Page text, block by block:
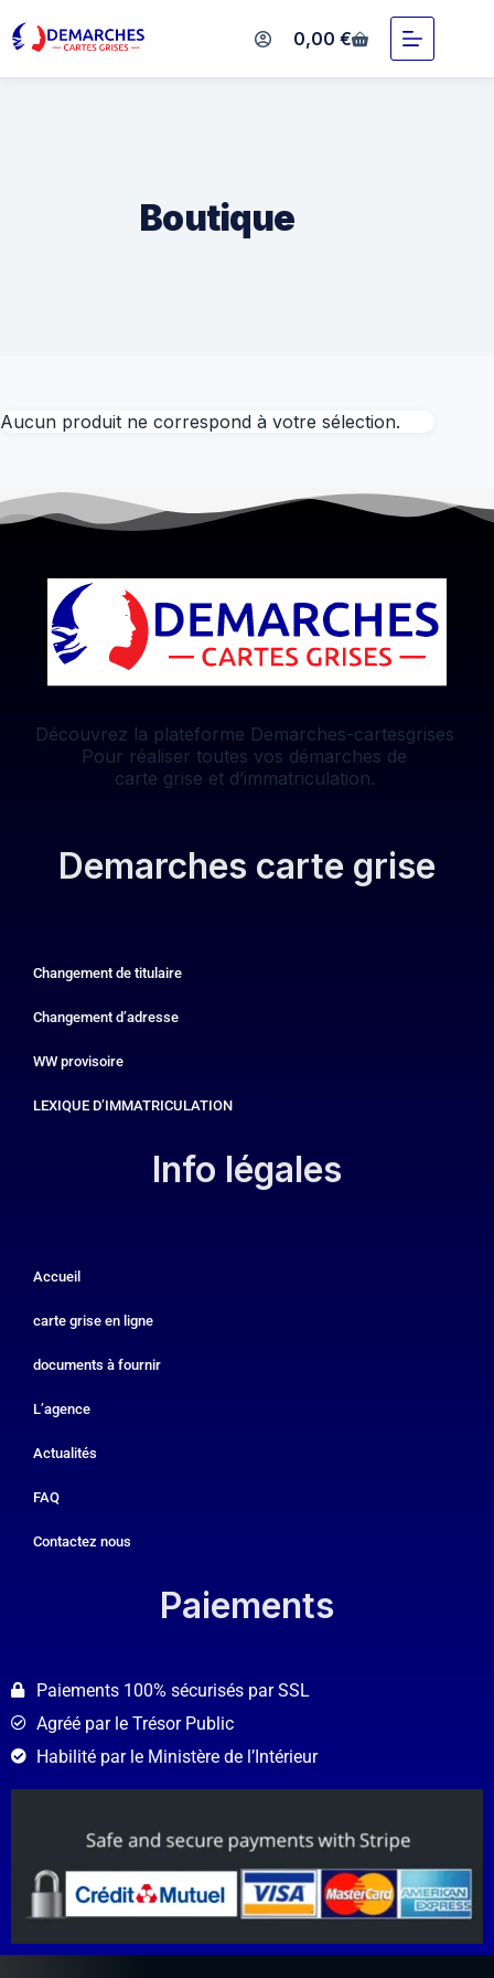
0,00€
Boutique
Aucun produit ne correspond à votre sélection.
Découvrez la plateforme Demarches-cartesgrises
Pour réaliser toutes vos démarches de
carte grise et d’immatriculation.
Demarches carte grise
Changement de titulaire
Changement d’adresse
WW provisoire
LEXIQUE D’IMMATRICULATION
Info légales​
Accueil
carte grise en ligne
documents à fournir
L’agence
Actualités
FAQ
Contactez nous
Paiements​
Paiements 100% sécurisés par SSL
Agréé par le Trésor Public
Habilité par le Ministère de l’Intérieur